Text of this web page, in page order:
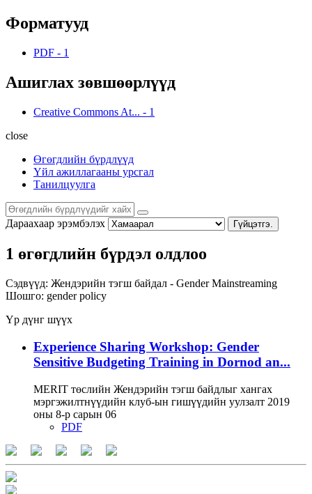
Форматууд
PDF - 1
Ашиглах зөвшөөрлүүд
Creative Commons At... - 1
close
Өгөгдлийн бүрдлүүд
Үйл ажиллагааны урсгал
Танилцуулга
Дараахаар эрэмбэлэх Гүйцэтгэ.
1 өгөгдлийн бүрдэл олдлоо
Сэдвүүд: Жендэрийн тэгш байдал - Gender Mainstreaming
Шошго: gender policy
Үр дүнг шүүх
Experience Sharing Workshop: Gender
Sensitive Budgeting Training in Dornod an...
MERIT төслийн Жендэрийн тэгш байдлыг хангах
мэргэжилтнүүдийн клуб-ын гишүүдийн уулзалт 2019
оны 8-р сарын 06
PDF